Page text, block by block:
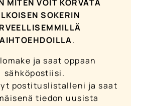
MITEN VOIT KORVATA
SOKERIN
.
ja saat oppaan
sähköpostiisi.
postituslistalleni ja saat
tiedon uusista